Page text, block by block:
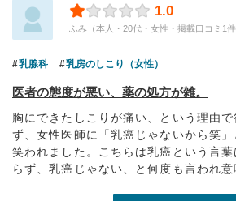
1.0
ふみ（本人・20代・女性・掲載口コミ1件
乳腺科 乳房のしこり（女性）
医者の態度が悪い、薬の処方が雑。
胸にできたしこりが痛い、という理由
ず、女性医師に「乳癌じゃないから笑
笑われました。こちらは乳癌という言
らず、乳癌じゃない、と何度も言われ意